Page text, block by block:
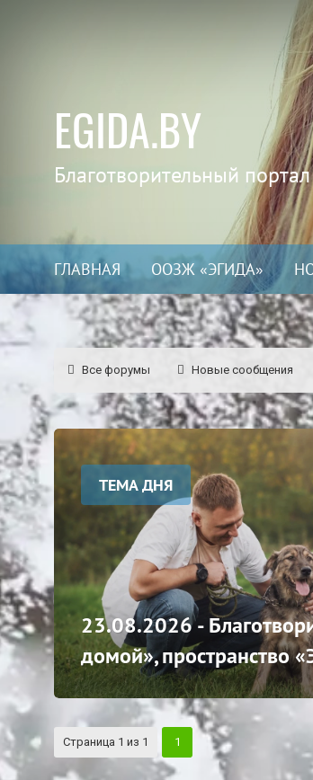
EGIDA.BY
Благотворительный
ГЛАВНАЯ ООЗЖ «ЭГИДА»
Все форумы Новые сообщения
ТЕМА ДНЯ
23.08.2026 -
домой», пространство
Страница 1 из 1 1